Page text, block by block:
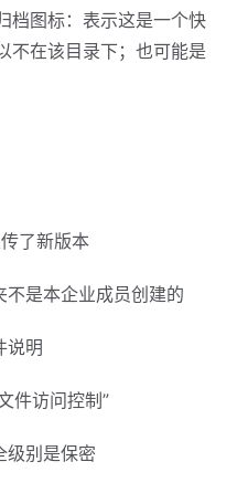
档图标：表示这是一个快
不在该目录下；也可能是
了新版本
不是本企业成员创建的
说明
件访问控制”
级别是保密